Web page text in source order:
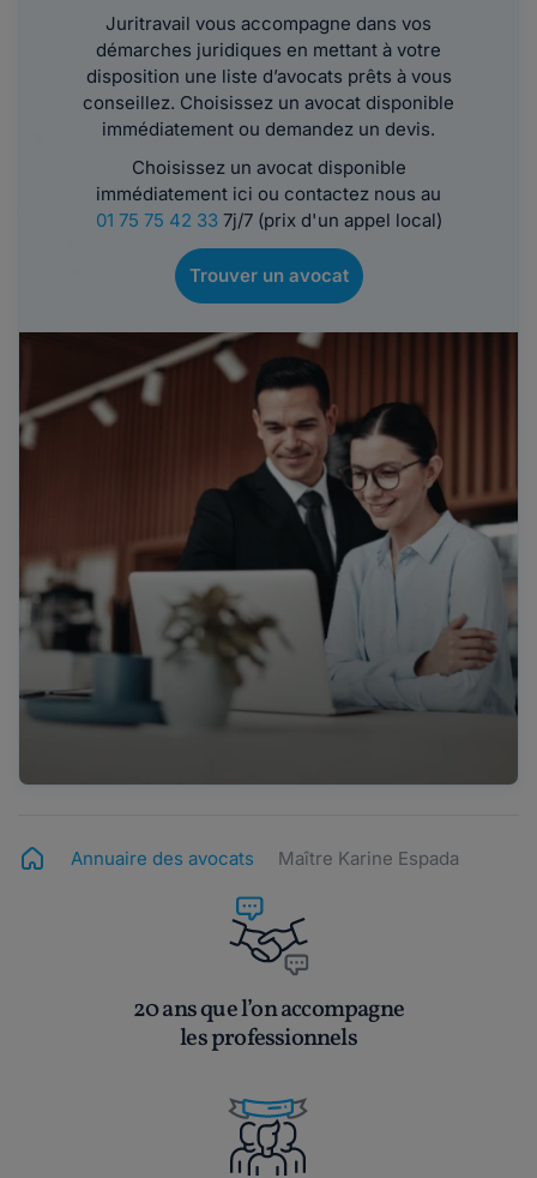
Juritravail vous accompagne dans vos
démarches juridiques en mettant à votre
disposition une liste d’avocats prêts à vous
conseillez. Choisissez un avocat disponible
immédiatement ou demandez un devis.
Choisissez un avocat disponible
immédiatement ici ou contactez nous au
01 75 75 42 337j/7 (prix d'un appel local)
Trouver un avocat
Annuaire des avocats Maître Karine Espada
20 ans que l’on accompagne
les professionnels